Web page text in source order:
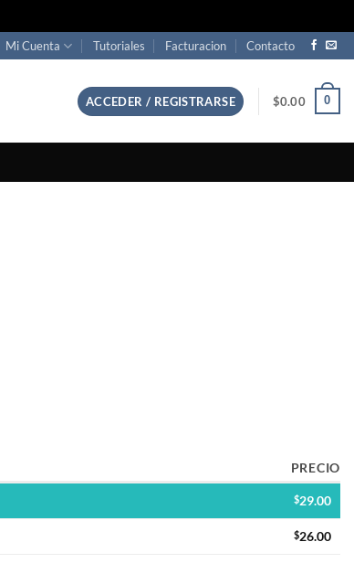
Mi Cuenta Tutoriales Facturacion Contacto
ACCEDER / REGISTRARSE $0.00 0
PRECIO
$29.00
$26.00